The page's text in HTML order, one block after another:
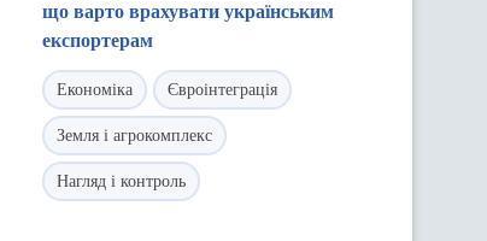
що варто врахувати українським
експортерам
Економіка Євроінтеграція
Земля і агрокомплекс
Нагляд і контроль